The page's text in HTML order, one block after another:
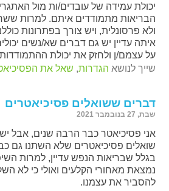
יכולת עמידה של עובדים/ות מול
הבריאות מתמודדים איתם. למרות
ולא פרסונלית, ויש צורך בפתרונות
איתה עדיין יש גם דברים שא/נשים
על עצמם/ן ולחזק את יכולת
שייך לנושא הגדרות, שאל את
דברים ששואלים פסיכיאטרים
שבת, 27 בנובמבר 2021
אני פסיכיאטר כבר הרבה שנים, אבל
שואלים פסיכיאטרים שלא השתנו גם
בגלל שבריאות הנפש עדיין, למרות
נמצאת מאחורי הקלעים ואולי כי לא
להסביר את עצמנו.